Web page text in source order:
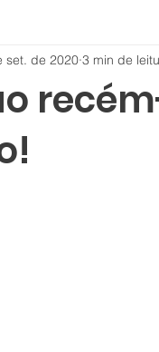
set. de 2020 3 min de